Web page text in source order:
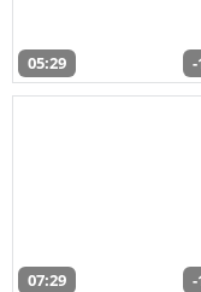
05:29 -
07:29 -